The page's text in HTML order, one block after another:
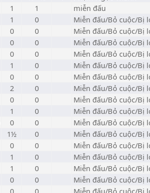
1 1
miễn đấu
1 0
Miễn đấu/Bỏ cuộc/Bị
0 0
Miễn đấu/Bỏ cuộc/Bị
0 0
Miễn đấu/Bỏ cuộc/Bị
0 0
Miễn đấu/Bỏ cuộc/Bị
1 0
Miễn đấu/Bỏ cuộc/Bị
0 0
Miễn đấu/Bỏ cuộc/Bị
2 0
Miễn đấu/Bỏ cuộc/Bị
0 0
Miễn đấu/Bỏ cuộc/Bị
1 0
Miễn đấu/Bỏ cuộc/Bị
0 0
Miễn đấu/Bỏ cuộc/Bị
1½ 0
Miễn đấu/Bỏ cuộc/Bị
0 0
Miễn đấu/Bỏ cuộc/Bị
1 0
Miễn đấu/Bỏ cuộc/Bị
1 0
Miễn đấu/Bỏ cuộc/Bị
0 0
Miễn đấu/Bỏ cuộc/Bị
0 0 Miễn đấu/Bỏ cuộc/Bị